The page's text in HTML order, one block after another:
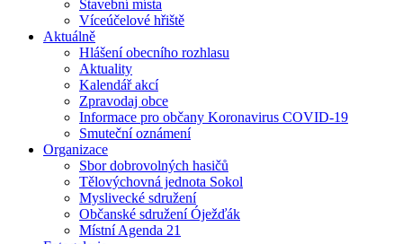
Stavební místa
Víceúčelové hřiště
Aktuálně
Hlášení obecního rozhlasu
Aktuality
Kalendář akcí
Zpravodaj obce
Informace pro občany Koronavirus COVID-19
Smuteční oznámení
Organizace
Sbor dobrovolných hasičů
Tělovýchovná jednota Sokol
Myslivecké sdružení
Občanské sdružení Óježďák
Místní Agenda 21